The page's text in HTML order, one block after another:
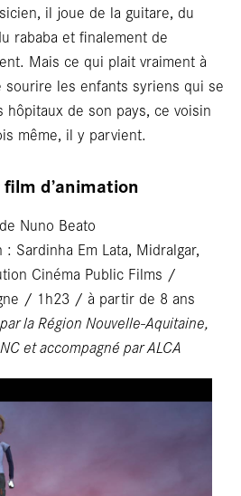
il joue de la guitare, du
rababa et finalement de
Mais ce qui plait vraiment à
sourire les enfants syriens qui se
de son pays, ce voisin
même, il y parvient.
d’animation
de Nuno Beato
Sardinha Em Lata, Midralgar,
Cinéma Public Films /
/ 1h23 / à partir de 8 ans
la Région Nouvelle-Aquitaine,
et accompagné par ALCA